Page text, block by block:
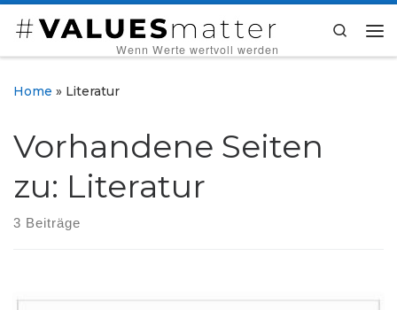
Zum Inhalt springen
‎ ‎ ‎ ‎ ‎ ‎ ‎ ‎ ‎Wenn Werte wertvoll werden
Search
Home » Literatur
Vorhandene Seiten
zu: Literatur
3 Beiträge